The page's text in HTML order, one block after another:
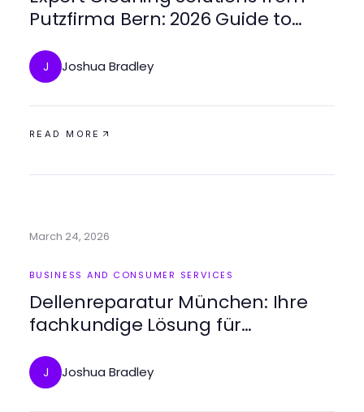
Putzfirma Bern: 2026 Guide to
J Joshua Bradley
READ MORE
March 24, 2026
BUSINESS AND CONSUMER SERVICES
Dellenreparatur München: Ihre
fachkundige Lösung für
J Joshua Bradley